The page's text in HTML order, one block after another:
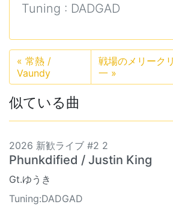
Tuning : DADGAD
« 常熱 /
Vaundy
戦場のメリーク
一 »
似ている曲
2026 新歓ライブ #2 2
Phunkdified / Justin King
Gt.ゆうき
Tuning:DADGAD